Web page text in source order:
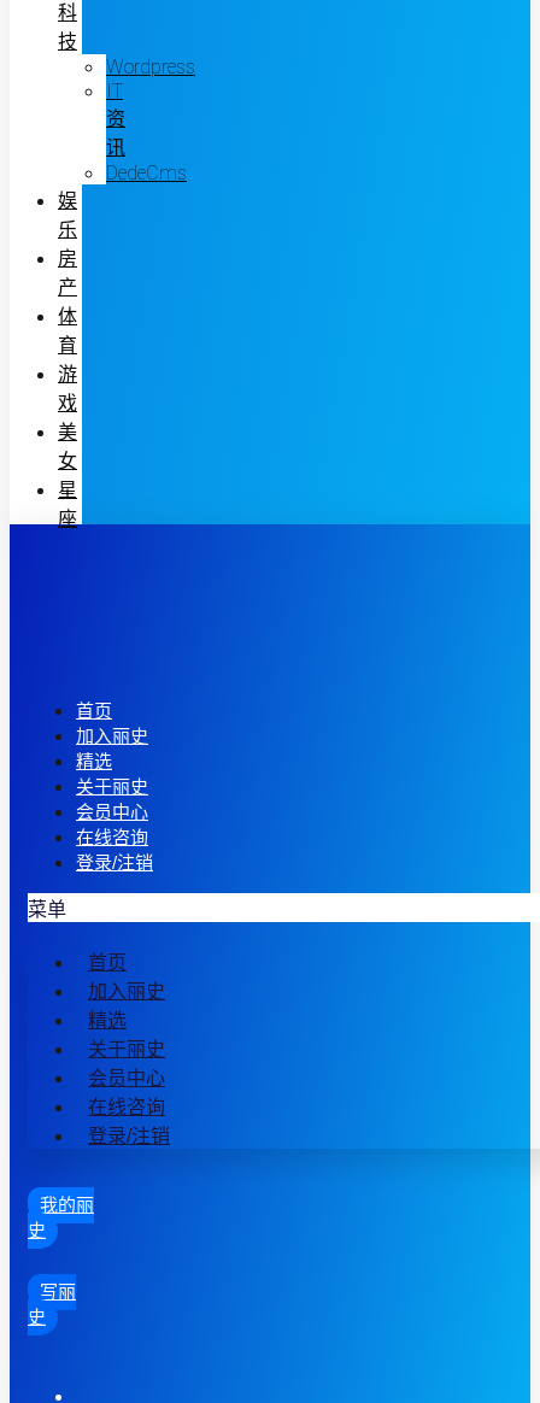
科
技
Wordpress
IT
资
讯
DedeCms
娱
乐
房
产
体
育
游
戏
美
女
星
座
首页
加入丽史
精选
关于丽史
会员中心
在线咨询
登录/注销
菜单
首页
加入丽史
精选
关于丽史
会员中心
在线咨询
登录/注销
我的丽
史
写丽
史